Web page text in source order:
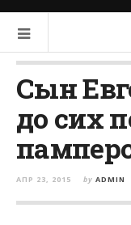
Сын
до сих
АПР 23, 2015 by ADMIN